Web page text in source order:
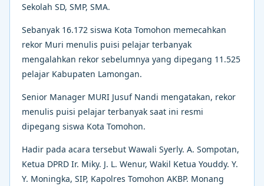
Sekolah SD, SMP, SMA.
Sebanyak 16.172 siswa Kota Tomohon memecahkan
rekor Muri menulis puisi pelajar terbanyak
mengalahkan rekor sebelumnya yang dipegang 11.525
pelajar Kabupaten Lamongan.
Senior Manager MURI Jusuf Nandi mengatakan, rekor
menulis puisi pelajar terbanyak saat ini resmi
dipegang siswa Kota Tomohon.
Hadir pada acara tersebut Wawali Syerly. A. Sompotan,
Ketua DPRD Ir. Miky. J. L. Wenur, Wakil Ketua Youddy. Y.
Y. Moningka, SIP, Kapolres Tomohon AKBP. Monang